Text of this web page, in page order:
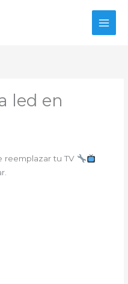
led en
reemplazar tu TV